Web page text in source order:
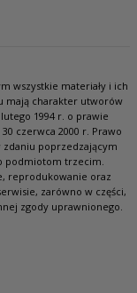
wszystkie materiały i ich
mają charakter utworów
1994 r. o prawie
czerwca 2000 r. Prawo
zdaniu poprzedzającym
podmiotom trzecim.
reprodukowanie oraz
zarówno w części,
zgody uprawnionego.